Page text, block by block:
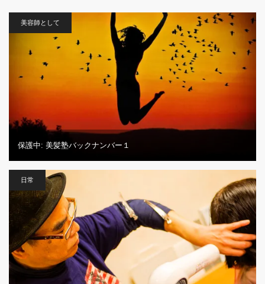
美容師として
保護中: 美髪塾バックナンバー１
日常